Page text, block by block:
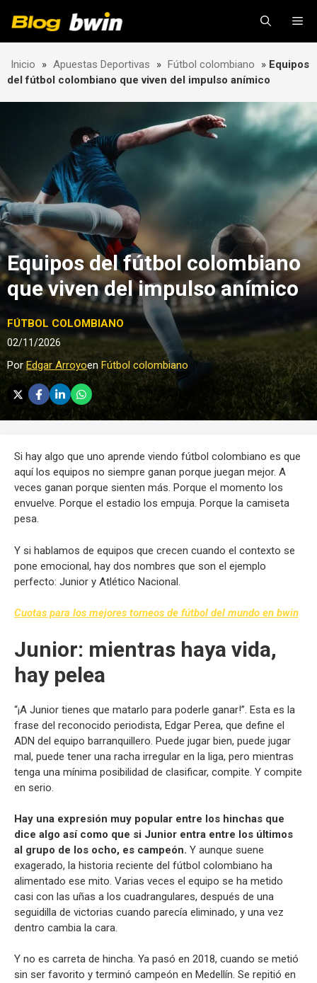
Inicio » Apuestas Deportivas » Fútbol colombiano » Equipos
del fútbol colombiano que viven del impulso anímico
Equipos del fútbol colombiano
que viven del impulso anímico
FÚTBOL COLOMBIANO
02/11/2026
PorEdgar Arroyoen Fútbol colombiano
Si hay algo que uno aprende viendo fútbol colombiano es que
aquí los equipos no siempre ganan porque juegan mejor. A
veces ganan porque sienten más. Porque el momento los
envuelve. Porque el estadio los empuja. Porque la camiseta
pesa.
Y si hablamos de equipos que crecen cuando el contexto se
pone emocional, hay dos nombres que son el ejemplo
perfecto: Junior y Atlético Nacional.
Cuotas para los mejores torneos de fútbol del mundo en bwin
Junior: mientras haya vida,
hay pelea
“¡A Junior tienes que matarlo para poderle ganar!”. Esta es la
frase del reconocido periodista, Edgar Perea, que define el
ADN del equipo barranquillero. Puede jugar bien, puede jugar
mal, puede tener una racha irregular en la liga, pero mientras
tenga una mínima posibilidad de clasificar, compite. Y compite
en serio.
Hay una expresión muy popular entre los hinchas que
dice algo así como que si Junior entra entre los últimos
al grupo de los ocho, es campeón. Y aunque suene
exagerado, la historia reciente del fútbol colombiano ha
alimentado ese mito. Varias veces el equipo se ha metido
casi con las uñas a los cuadrangulares, después de una
seguidilla de victorias cuando parecía eliminado, y una vez
dentro cambia la cara.
Y no es carreta de hincha. Ya pasó en 2018, cuando se metió
sin ser favorito y terminó campeón en Medellín. Se repitió en